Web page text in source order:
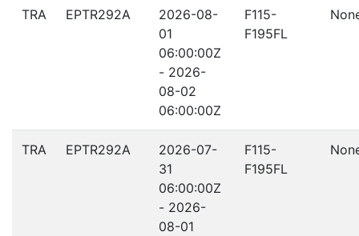
TRA EPTR292A
2026-08-
01
06:00:00Z
- 2026-
08-02
06:00:00Z
F115-
F195FL
TRA EPTR292A
2026-07-
31
06:00:00Z
- 2026-
08-01
F115-
F195FL